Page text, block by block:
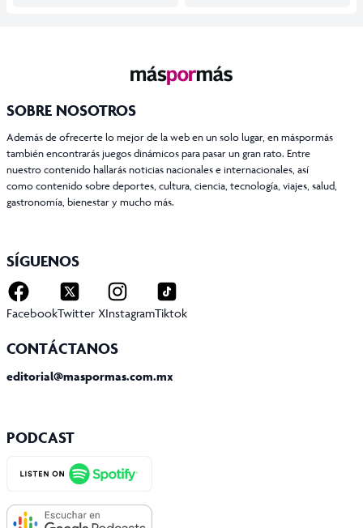
SOBRE NOSOTROS
Además de ofrecerte lo mejor de la web en un solo lugar, en máspormás
también encontrarás juegos dinámicos para pasar un gran rato. Entre
nuestro contenido hallarás noticias nacionales e internacionales, así
como contenido sobre deportes, cultura, ciencia, tecnología, viajes, salud,
gastronomía, bienestar y mucho más.
SÍGUENOS
FacebookTwitter XInstagramTiktok
CONTÁCTANOS
editorial@maspormas.com.mx
PODCAST